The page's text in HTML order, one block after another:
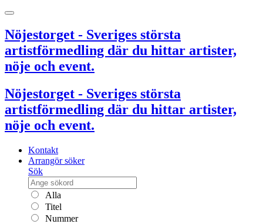
Nöjestorget - Sveriges största
artistförmedling där du hittar artister,
nöje och event.
Nöjestorget - Sveriges största
artistförmedling där du hittar artister,
nöje och event.
Kontakt
Arrangör söker
Sök
Alla
Titel
Nummer